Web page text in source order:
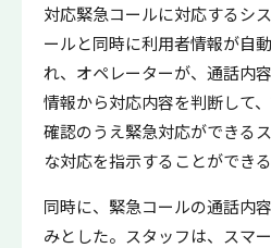
対応緊急コールに対応するシ
ールと同時に利用者情報が自
れ、オペレーターが、通話内
情報から対応内容を判断して
確認のうえ緊急対応ができる
な対応を指示することができ
同時に、緊急コールの通話内
みとした。スタッフは、スマ